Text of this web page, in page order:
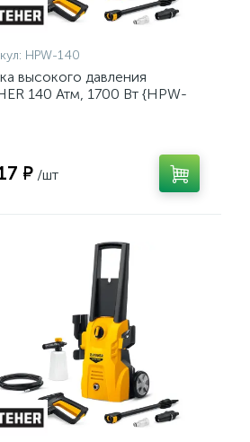
HPW-140
высокого давления
140 Атм, 1700 Вт {HPW-
₽ /шт